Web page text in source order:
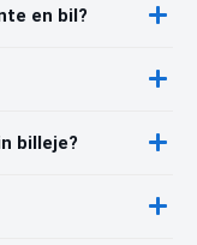
en bil?
billeje?